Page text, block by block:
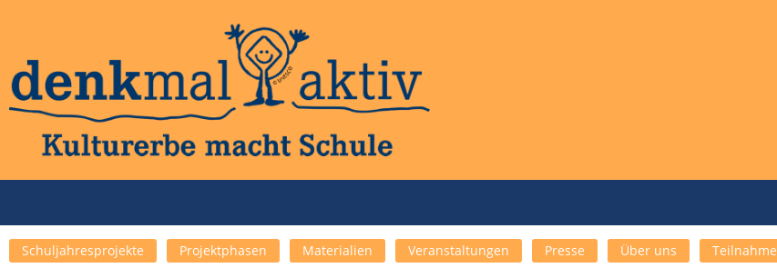
Schuljahresprojekte Projektphasen Materialien Veranstaltungen Presse Über uns Teilnahme